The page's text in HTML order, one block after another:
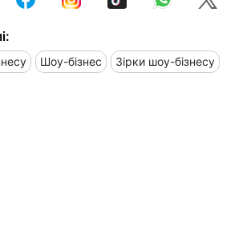
Шоу-бізнес Зірки шоу-бізнесу